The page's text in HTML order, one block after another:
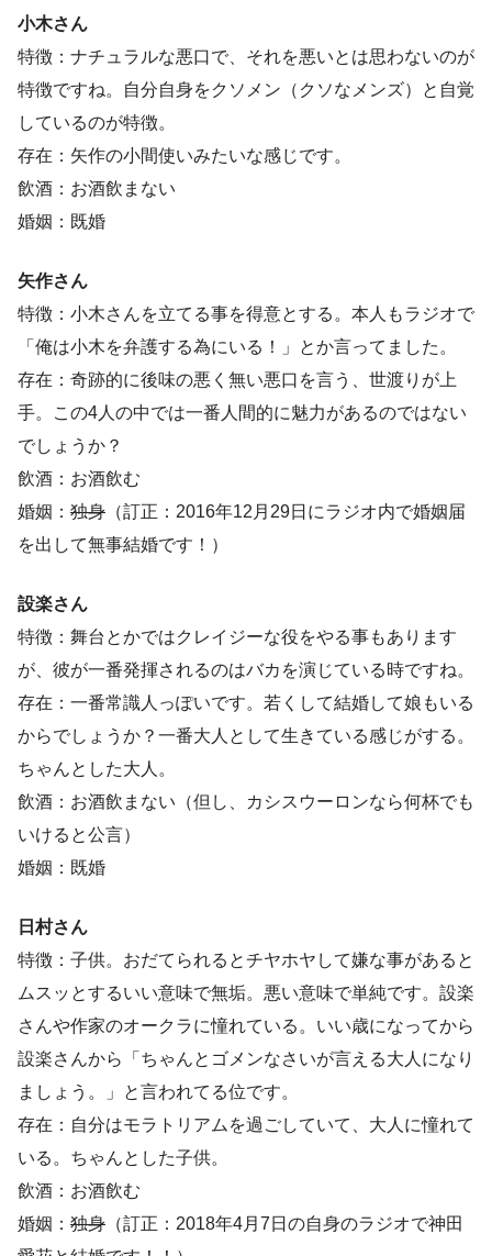
小木さん
特徴：ナチュラルな悪口で、それを悪いとは思わないのが
特徴ですね。自分自身をクソメン（クソなメンズ）と自覚
しているのが特徴。
存在：矢作の小間使いみたいな感じです。
飲酒：お酒飲まない
婚姻：既婚
矢作さん
特徴：小木さんを立てる事を得意とする。本人もラジオで
「俺は小木を弁護する為にいる！」とか言ってました。
存在：奇跡的に後味の悪く無い悪口を言う、世渡りが上
手。この4人の中では一番人間的に魅力があるのではない
でしょうか？
飲酒：お酒飲む
婚姻： 独身 （訂正：2016年12月29日にラジオ内で婚姻届
を出して無事結婚です！）
設楽さん
特徴：舞台とかではクレイジーな役をやる事もあります
が、彼が一番発揮されるのはバカを演じている時ですね。
存在：一番常識人っぽいです。若くして結婚して娘もいる
からでしょうか？一番大人として生きている感じがする。
ちゃんとした大人。
飲酒：お酒飲まない（但し、カシスウーロンなら何杯でも
いけると公言）
婚姻：既婚
日村さん
特徴：子供。おだてられるとチヤホヤして嫌な事があると
ムスッとするいい意味で無垢。悪い意味で単純です。設楽
さんや作家のオークラに憧れている。いい歳になってから
設楽さんから「ちゃんとゴメンなさいが言える大人になり
ましょう。」と言われてる位です。
存在：自分はモラトリアムを過ごしていて、大人に憧れて
いる。ちゃんとした子供。
飲酒：お酒飲む
婚姻： 独身 （訂正：2018年4月7日の自身のラジオで神田